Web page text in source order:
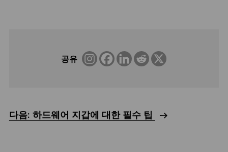
공유
다음: 하드웨어 지갑에 대한 필수 팁